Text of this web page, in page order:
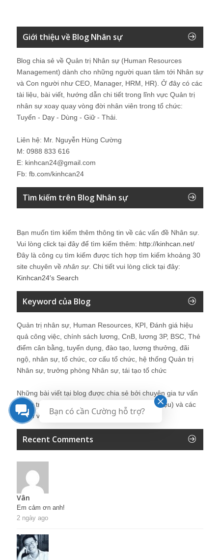
Giới thiệu về Blog Nhân sự
Blog chia sẻ về Quản trị Nhân sự (Human Resources
Management) dành cho những người quan tâm tới Nhân sự
và Con người như CEO, Manager, HRM, HR). Ở đây có các
tài liệu, bài viết, hướng dẫn chi tiết trong lĩnh vực Quản trị
nhân sự xoay quay vòng đời nhân viên trong tổ chức:
Tuyển - Dạy - Dùng - Giữ - Thải.
Liên hệ: Mr. Nguyễn Hùng Cường
M: 0988 833 616
E: kinhcan24@gmail.com
Fb: fb.com/kinhcan24
Tìm kiếm trên Blog Nhân sự
Bạn muốn tìm kiếm thêm thông tin về các vấn đề Nhân sự
Vui lòng click tại đây để tìm kiếm thêm: http://kinhcan.net/
Đây là công cụ tìm kiếm được tích hợp tìm kiếm khoảng 30
site chuyên về nhân sự. Chi tiết vui lòng click tại đây:
Kinhcan24′s Search
Keyword của Blog
Quản trị nhân sự, Human Resources, KPI, Đánh giá hiệu
quả công việc, chính sách lương, CnB, lương 3P, BSC, Thẻ
điểm cân bằng, tuyển dụng, đào tạo, lương thưởng, đãi
ngộ, nhân sự, tổ chức, cơ cấu tổ chức, hệ thống Quản trị
Nhân sự, trưởng phòng Nhân sự, tái tạo tổ chức
Những bài viết tại blog được chia sẻ bởi chuyên gia tư vấn
Quản trị Nhân sự Nguyễn Hùng Cường (
giới thiệu) và các
thành viên khác trong cộng đồng Nhân sự.
Recent Comments
Vân
Em cảm ơn anh!
2 ngày ago
Bạn có cần Cường hỗ trợ?